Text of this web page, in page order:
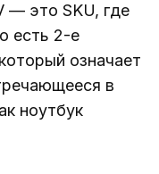
— это SKU, где
есть 2-е
означает
в
ноутбук